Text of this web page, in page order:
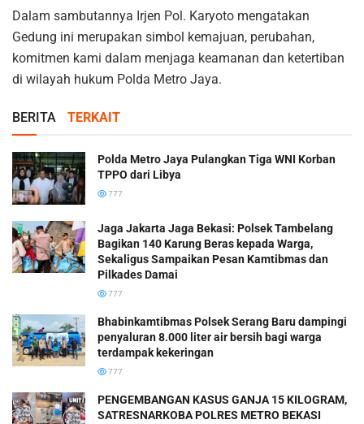
Dalam sambutannya Irjen Pol. Karyoto mengatakan
Gedung ini merupakan simbol kemajuan, perubahan,
komitmen kami dalam menjaga keamanan dan ketertiban
di wilayah hukum Polda Metro Jaya.
BERITA TERKAIT
Polda Metro Jaya Pulangkan Tiga WNI Korban
TPPO dari Libya
777
Jaga Jakarta Jaga Bekasi: Polsek Tambelang
Bagikan 140 Karung Beras kepada Warga,
Sekaligus Sampaikan Pesan Kamtibmas dan
Pilkades Damai
777
Bhabinkamtibmas Polsek Serang Baru dampingi
penyaluran 8.000 liter air bersih bagi warga
terdampak kekeringan
777
PENGEMBANGAN KASUS GANJA 15 KILOGRAM,
SATRESNARKOBA POLRES METRO BEKASI